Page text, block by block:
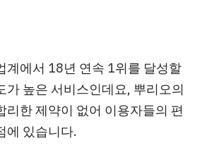
계에서 18년 연속 1위를 달성할
가 높은 서비스인데요, 뿌리오의
리한 제약이 없어 이용자들의 편
에 있습니다.